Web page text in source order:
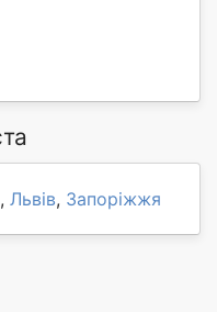
, Львів, Запоріжжя